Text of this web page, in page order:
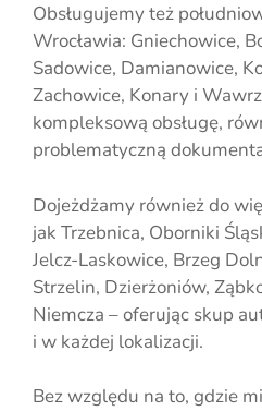
Obsługujemy też
Wrocławia: Gniechowice,
Sadowice, Damianowice,
Zachowice, Konary i
kompleksową obsługę,
problematyczną
Dojeżdżamy również do
jak Trzebnica, Oborniki
Jelcz-Laskowice, Brzeg
Strzelin, Dzierżoniów,
Niemcza – oferując skup
i w każdej lokalizacji.
Bez względu na to, gdzie